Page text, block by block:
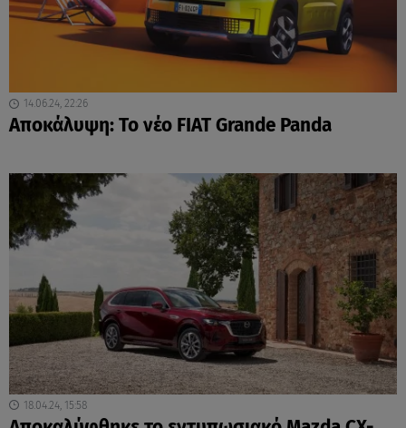
14.06.24, 22:26
Αποκάλυψη: Το νέο FIAT Grande Panda
18.04.24, 15:58